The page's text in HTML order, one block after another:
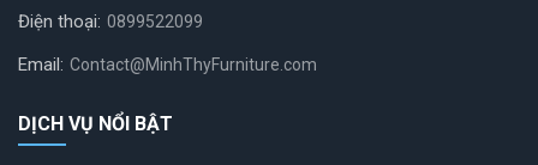
Điện thoại: 0899522099
Email: Contact@MinhThyFurniture.com
DỊCH VỤ NỔI BẬT